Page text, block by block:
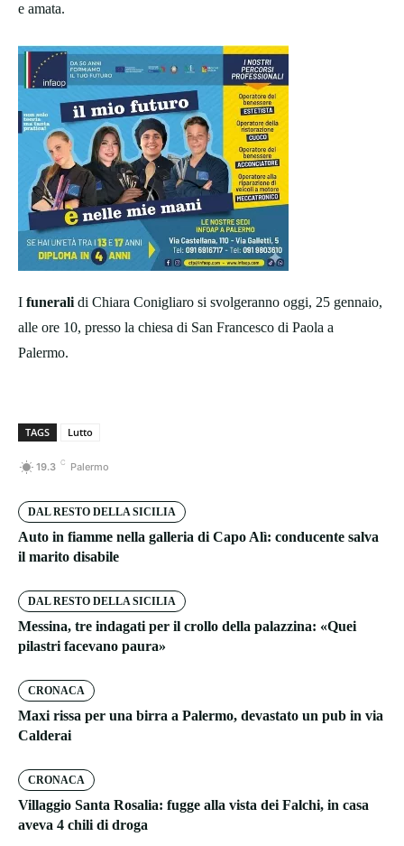
e amata.
I funerali di Chiara Conigliaro si svolgeranno oggi, 25 gennaio,
alle ore 10, presso la chiesa di San Francesco di Paola a
Palermo.
TAGS Lutto
19.3 C Palermo
DAL RESTO DELLA SICILIA
Auto in fiamme nella galleria di Capo Alì: conducente salva
il marito disabile
DAL RESTO DELLA SICILIA
Messina, tre indagati per il crollo della palazzina: «Quei
pilastri facevano paura»
CRONACA
Maxi rissa per una birra a Palermo, devastato un pub in via
Calderai
CRONACA
Villaggio Santa Rosalia: fugge alla vista dei Falchi, in casa
aveva 4 chili di droga